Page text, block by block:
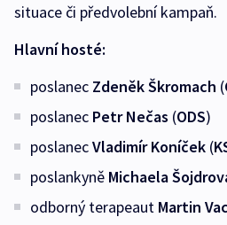
situace či předvolební kampaň.
Hlavní hosté:
poslanec Zdeněk Škromach (
poslanec Petr Nečas (ODS)
poslanecVladimír Koníček (
poslankyně Michaela
odborný terapeaut Martin